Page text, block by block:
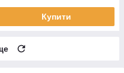
Купити